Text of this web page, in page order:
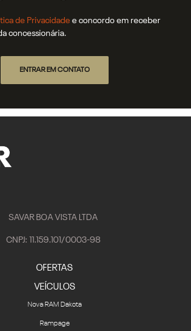
de Privacidade e concordo em receber
concessionária.
ENTRAR EM CONTATO
SAVAR BOA VISTA LTDA
CNPJ: 11.159.101/0003-98
OFERTAS
VEÍCULOS
Nova RAM Dakota
Rampage